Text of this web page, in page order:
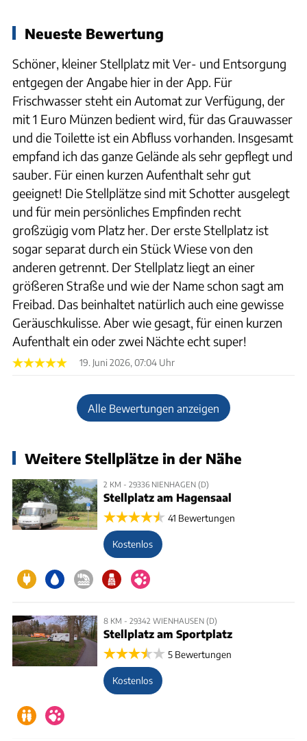
Neueste Bewertung
Schöner, kleiner Stellplatz mit Ver- und Entsorgung
entgegen der Angabe hier in der App. Für
Frischwasser steht ein Automat zur Verfügung, der
mit 1 Euro Münzen bedient wird, für das Grauwasser
und die Toilette ist ein Abfluss vorhanden. Insgesamt
empfand ich das ganze Gelände als sehr gepflegt und
sauber. Für einen kurzen Aufenthalt sehr gut
geeignet! Die Stellplätze sind mit Schotter ausgelegt
und für mein persönliches Empfinden recht
großzügig vom Platz her. Der erste Stellplatz ist
sogar separat durch ein Stück Wiese von den
anderen getrennt. Der Stellplatz liegt an einer
größeren Straße und wie der Name schon sagt am
Freibad. Das beinhaltet natürlich auch eine gewisse
Geräuschkulisse. Aber wie gesagt, für einen kurzen
Aufenthalt ein oder zwei Nächte echt super!
19. Juni 2026, 07:04 Uhr
Alle Bewertungen anzeigen
Weitere Stellplätze in der Nähe
2 KM - 29336 NIENHAGEN (D)
Stellplatz am Hagensaal
41 Bewertungen
Kostenlos
8 KM - 29342 WIENHAUSEN (D)
Stellplatz am Sportplatz
5 Bewertungen
Kostenlos